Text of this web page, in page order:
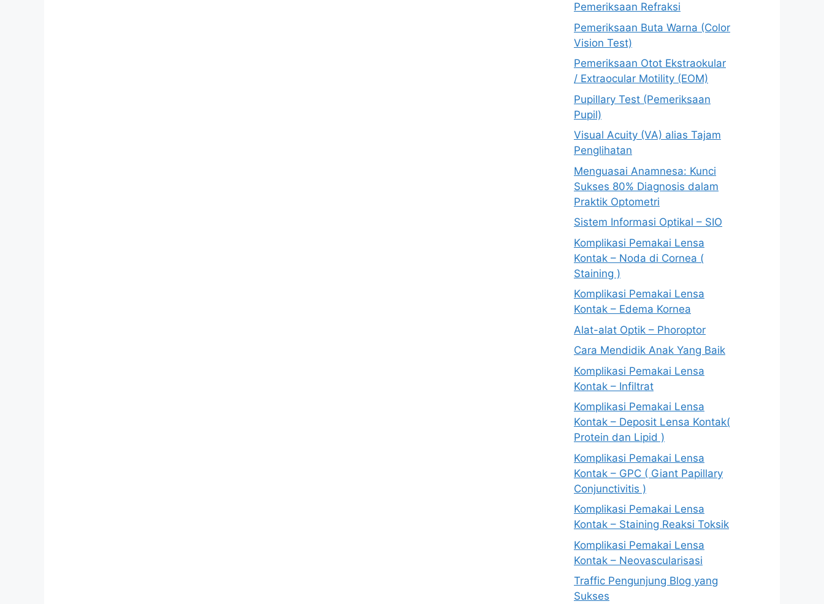
Pemeriksaan Refraksi
Pemeriksaan Buta Warna (Color
Vision Test)
Pemeriksaan Otot Ekstraokular
/ Extraocular Motility (EOM)
Pupillary Test (Pemeriksaan
Pupil)
Visual Acuity (VA) alias Tajam
Penglihatan
Menguasai Anamnesa: Kunci
Sukses 80% Diagnosis dalam
Praktik Optometri
Sistem Informasi Optikal – SIO
Komplikasi Pemakai Lensa
Kontak – Noda di Cornea (
Staining )
Komplikasi Pemakai Lensa
Kontak – Edema Kornea
Alat-alat Optik – Phoroptor
Cara Mendidik Anak Yang Baik
Komplikasi Pemakai Lensa
Kontak – Infiltrat
Komplikasi Pemakai Lensa
Kontak – Deposit Lensa Kontak(
Protein dan Lipid )
Komplikasi Pemakai Lensa
Kontak – GPC ( Giant Papillary
Conjunctivitis )
Komplikasi Pemakai Lensa
Kontak – Staining Reaksi Toksik
Komplikasi Pemakai Lensa
Kontak – Neovascularisasi
Traffic Pengunjung Blog yang
Sukses